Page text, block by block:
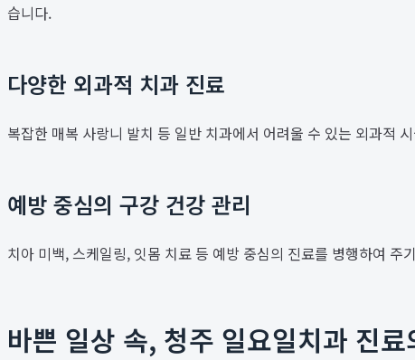
습니다.
다양한 외과적 치과 진료
복잡한 매복 사랑니 발치 등 일반 치과에서 어려울 수 있는 외과적
예방 중심의 구강 건강 관리
치아 미백, 스케일링, 잇몸 치료 등 예방 중심의 진료를 병행하여
바쁜 일상 속, 청주 일요일치과 진